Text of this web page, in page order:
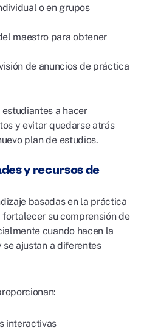
o en grupos
maestro para obtener
de anuncios de práctica
a hacer
y evitar quedarse atrás
plan de estudios.
y recursos de
basadas en la práctica
su comprensión de
cuando hacen la
ajustan a diferentes
interactivas